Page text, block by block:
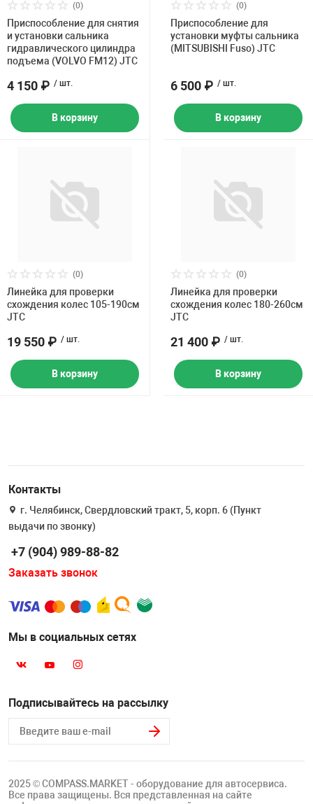
(0)
Приспособление для снятия
и установки сальника
гидравлического цилиндра
подъема (VOLVO FM12) JTC
4 150 ₽ / шт.
В корзину
(0)
Приспособление для
установки муфты сальника
(MITSUBISHI Fuso) JTC
6 500 ₽ / шт.
В корзину
(0)
Линейка для проверки
схождения колес 105-190см
JTC
19 550 ₽ / шт.
В корзину
(0)
Линейка для проверки
схождения колес 180-260см
JTC
21 400 ₽ / шт.
В корзину
Контакты
г. Челябинск, Свердловский тракт, 5, корп. 6 (Пункт
выдачи по звонку)
+7 (904) 989-88-82
Заказать звонок
Мы в социальных сетях
Подписывайтесь на рассылку
2025 © COMPASS.MARKET - оборудование для автосервиса.
Все права защищены. Вся представленная на сайте